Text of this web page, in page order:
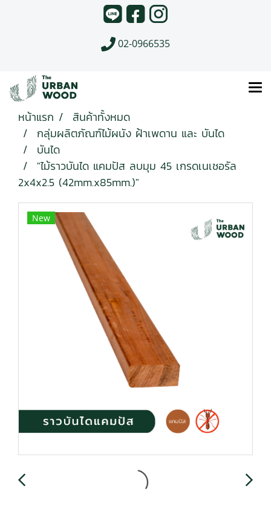
02-0966535
หน้าแรก
สินค้าทั้งหมด
กลุ่มผลิตภัณฑ์ไม้ผนัง ฝ้าเพดาน และ บันได
บันได
"ไม้ราวบันได แคมปัส ลบมุม 45 เกรดเนเชอรัล
2x4x2.5 (42mm.x85mm.)"
New